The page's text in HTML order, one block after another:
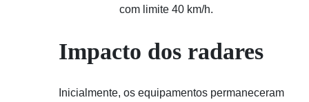
com limite 40 km/h.
Impacto dos radares
Inicialmente, os equipamentos permaneceram